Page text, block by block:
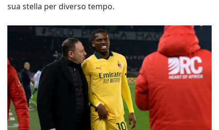
sua stella per diverso tempo.